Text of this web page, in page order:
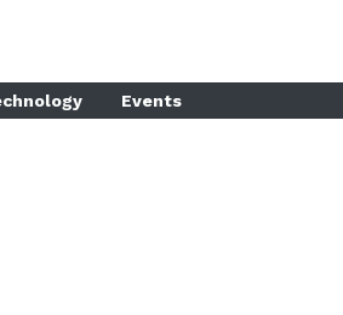
Events